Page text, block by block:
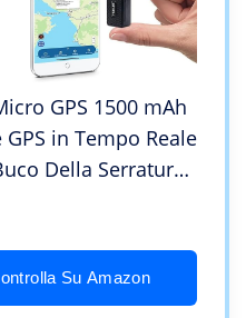
GPS 1500 mAh
in Tempo Reale
Della Serratura
Su Amazon